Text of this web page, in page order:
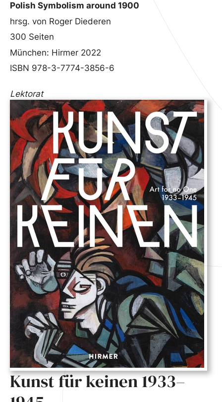
Polish Symbolism around 1900
hrsg. von Roger Diederen
300 Seiten
München: Hirmer 2022
ISBN 978-3-7774-3856-6
Lektorat
Kunst für keinen 1933–